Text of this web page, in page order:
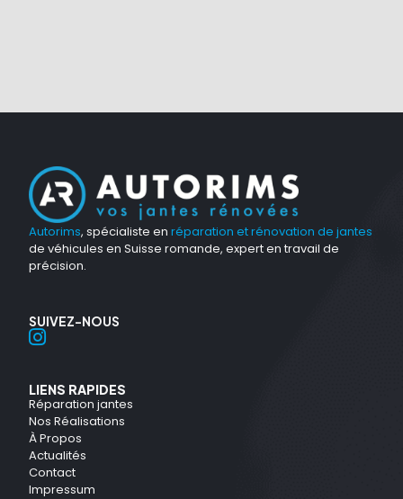
Autorims, spécialiste enréparation et rénovation de jantes
de véhicules en Suisse romande, expert en travail de
précision.
SUIVEZ-NOUS
LIENS RAPIDES
Réparation jantes
Nos Réalisations
À Propos
Actualités
Contact
Impressum